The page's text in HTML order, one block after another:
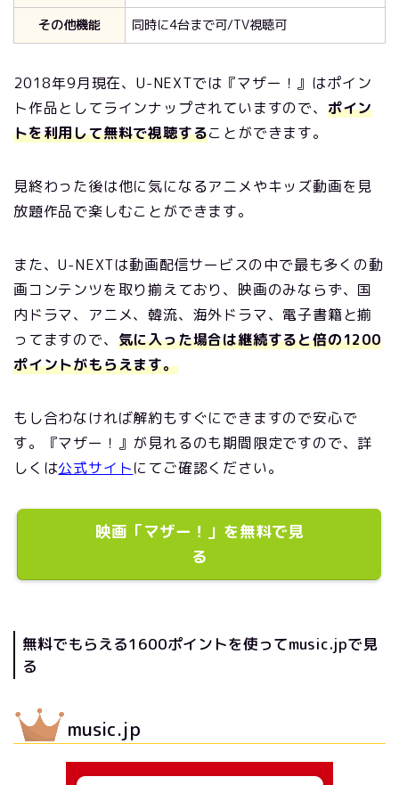
その他機能
同時に4台まで可/TV視聴可
2018年9月現在、U-NEXTでは『マザー！』はポイン
ト作品としてラインナップされていますので、 ポイン
トを利用して無料で視聴することができます。
見終わった後は他に気になるアニメやキッズ動画を見
放題作品で楽しむことができます。
また、U-NEXTは動画配信サービスの中で最も多くの動
画コンテンツを取り揃えており、映画のみならず、国
内ドラマ、アニメ、韓流、海外ドラマ、電子書籍と揃
ってますので、 気に入った場合は継続すると倍の1200
ポイントがもらえます。
もし合わなければ解約もすぐにできますので安心で
す。『マザー！』が見れるのも期間限定ですので、詳
しくは公式サイトにてご確認ください。
映画「マザー！」を無料で見
る
無料でもらえる1600ポイントを使ってmusic.jpで見
る
music.jp